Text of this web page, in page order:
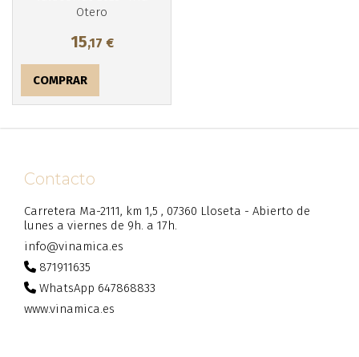
Otero
15,17 €
COMPRAR
Contacto
Carretera Ma-2111, km 1,5 , 07360 Lloseta - Abierto de
lunes a viernes de 9h. a 17h.
info@vinamica.es
871911635
WhatsApp 647868833
www.vinamica.es